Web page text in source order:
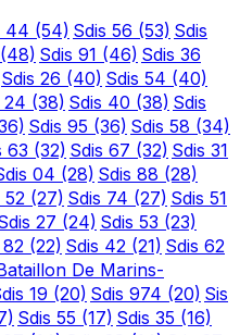
44 (54) Sdis 56 (53) Sdis
(48) Sdis 91 (46) Sdis 36
Sdis 26 (40) Sdis 54 (40)
24 (38) Sdis 40 (38) Sdis
Sdis 95 (36) Sdis 58 (34)
63 (32) Sdis 67 (32) Sdis 31
04 (28) Sdis 88 (28)
52 (27) Sdis 74 (27) Sdis 51
27 (24) Sdis 53 (23)
(22) Sdis 42 (21) Sdis 62
De Marins-
19 (20) Sdis 974 (20) Sis
Sdis 55 (17) Sdis 35 (16)